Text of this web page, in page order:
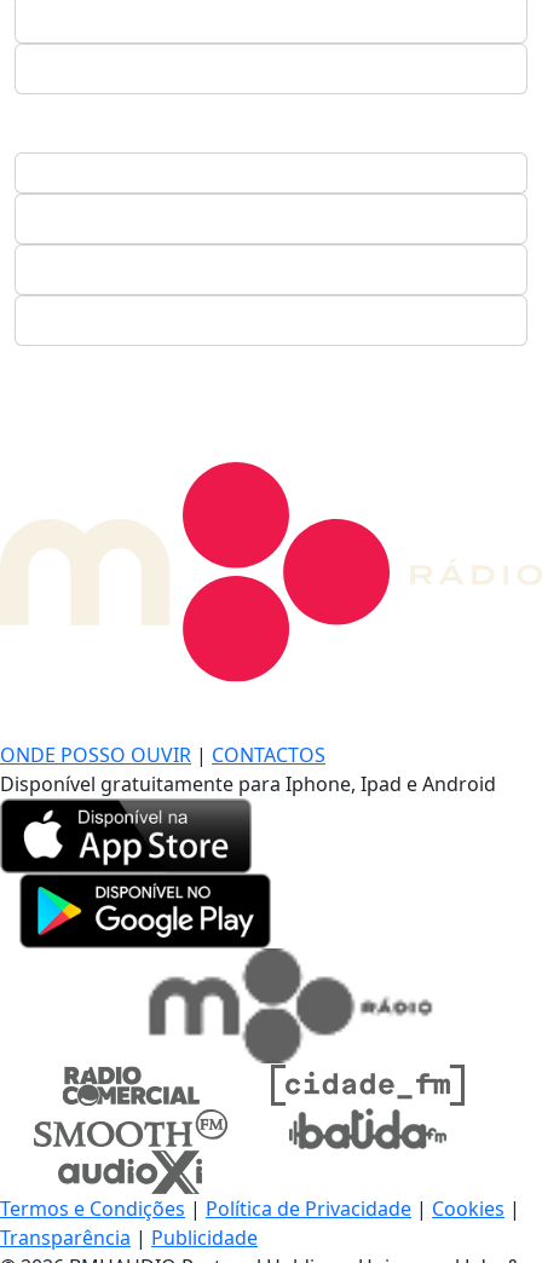
ONDE POSSO OUVIR | CONTACTOS
Disponível gratuitamente para Iphone, Ipad e Android
Termos e Condições | Política de Privacidade | Cookies |
Transparência | Publicidade